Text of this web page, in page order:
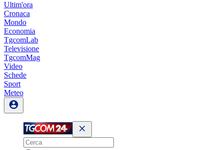
Ultim'ora
Cronaca
Mondo
Economia
TgcomLab
Televisione
TgcomMag
Video
Schede
Sport
Meteo